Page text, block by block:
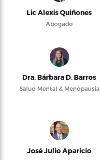
Lic Alexis Quiñones
Abogado
Dra. Bárbara D. Barros
Salud Mental & Menopausia
José Julio Aparicio